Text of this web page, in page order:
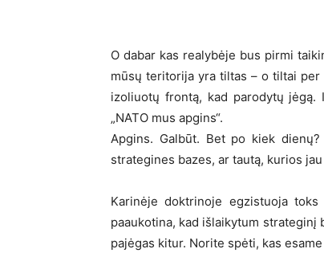
O dabar kas realybėje bus pirmi
mūsų teritorija yra tiltas – o tiltai per
izoliuotų frontą, kad parodytų
„NATO mus apgins“.
Apgins. Galbūt. Bet po kiek
strategines bazes, ar tautą, kurios
Karinėje doktrinoje egzistuoja
paaukotina, kad išlaikytum strateginį
pajėgas kitur. Norite spėti, kas